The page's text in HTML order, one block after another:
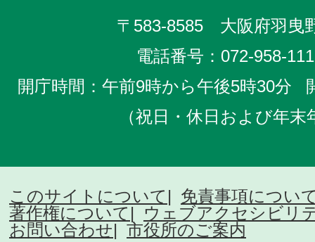
〒583-8585 大阪府羽曳
電話番号： 072-958-
開庁時間：午前9時から午後5時30分
（祝日・休日および年
このサイトについて
免責事項につい
著作権について
ウェブアクセシビリ
お問い合わせ
市役所のご案内